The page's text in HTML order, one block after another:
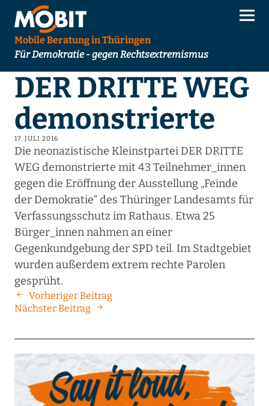
Mobile Beratung in Thüringen
Für Demokratie - gegen Rechtsextremismus
DER DRITTE WEG
demonstrierte
17. JULI 2016
Die neonazistische Kleinstpartei DER DRITTE
WEG demonstrierte mit 43 Teilnehmer_innen
gegen die Eröffnung der Ausstellung „Feinde
der Demokratie“ des Thüringer Landesamts für
Verfassungsschutz im Rathaus. Etwa 25
Bürger_innen nahmen an einer
Gegenkundgebung der SPD teil. Im Stadtgebiet
wurden außerdem extrem rechte Parolen
gesprüht.
Vorheriger Beitrag
Nächster Beitrag